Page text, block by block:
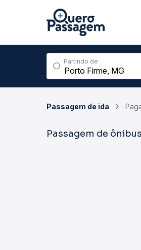
Partindo de
Passagem de ida
Passagem de